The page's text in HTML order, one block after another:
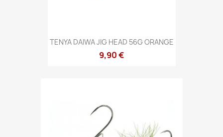
TENYA DAIWA JIG HEAD 56G ORANGE
9,90 €